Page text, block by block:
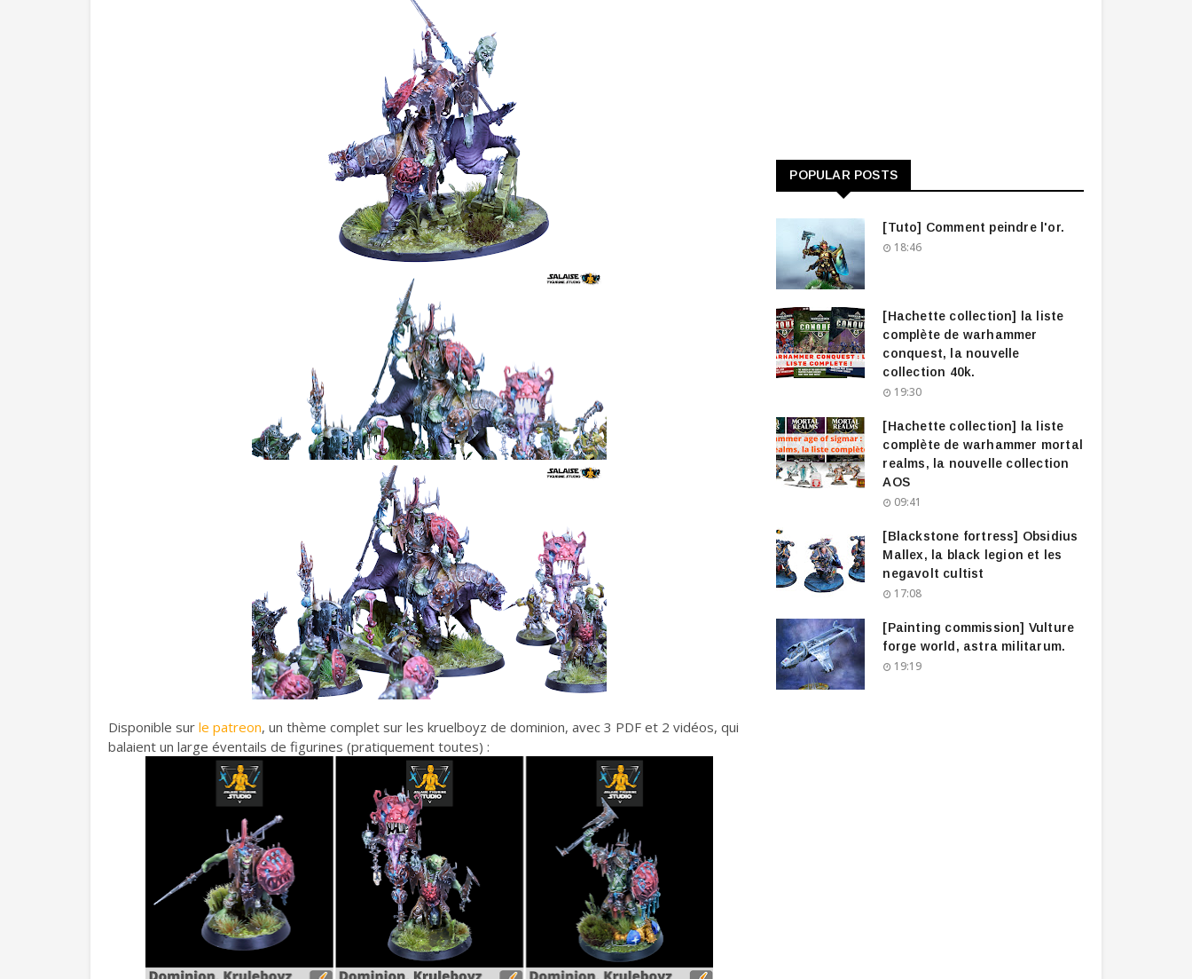
Disponible sur le patreon, un thème complet sur les kruelboyz de dominion, avec 3 PDF et 2 vidéos, qui
balaient un large éventails de figurines (pratiquement toutes) :
POPULAR POSTS
[Tuto] Comment peindre l'or.
18:46
[Hachette collection] la liste
complète de warhammer
conquest, la nouvelle
collection 40k.
19:30
[Hachette collection] la liste
complète de warhammer mortal
realms, la nouvelle collection
AOS
09:41
[Blackstone fortress] Obsidius
Mallex, la black legion et les
negavolt cultist
17:08
[Painting commission] Vulture
forge world, astra militarum.
19:19